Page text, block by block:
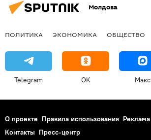
Молдова
ПОЛИТИКА ЭКОНОМИКА ОБЩЕСТВО
Telegram OK Макс
О проекте Правила использования Реклама
Контакты Пресс-центр